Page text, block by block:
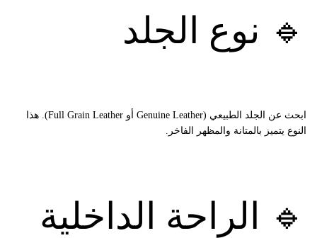
🔹 نوع الجلد
ابحث عن الجلد الطبيعي (Genuine Leather أو Full Grain Leather). هذا
النوع يتميز بالمتانة والمظهر الفاخر.
🔹 الراحة الداخلية